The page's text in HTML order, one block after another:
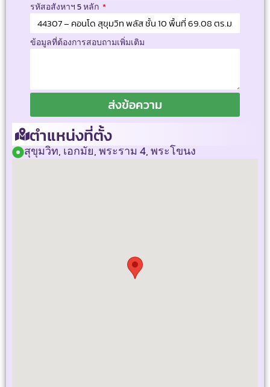
รหัสอสังหาฯ 5 หลัก
ข้อมูลที่ต้องการสอบถามเพิ่มเติม
ส่งข้อความ
ตำแหน่งที่ตั้ง
สุขุมวิท, เอกมัย, พระราม 4, พระโขนง